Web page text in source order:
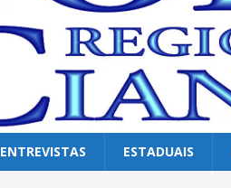
ENTREVISTAS ESTADUAIS